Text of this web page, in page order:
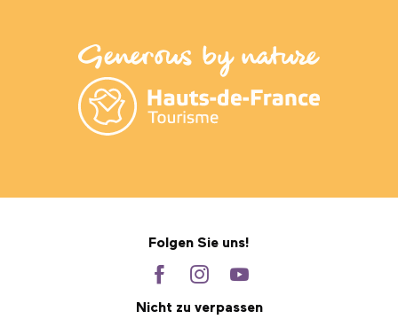
Folgen Sie uns!
Nicht zu verpassen